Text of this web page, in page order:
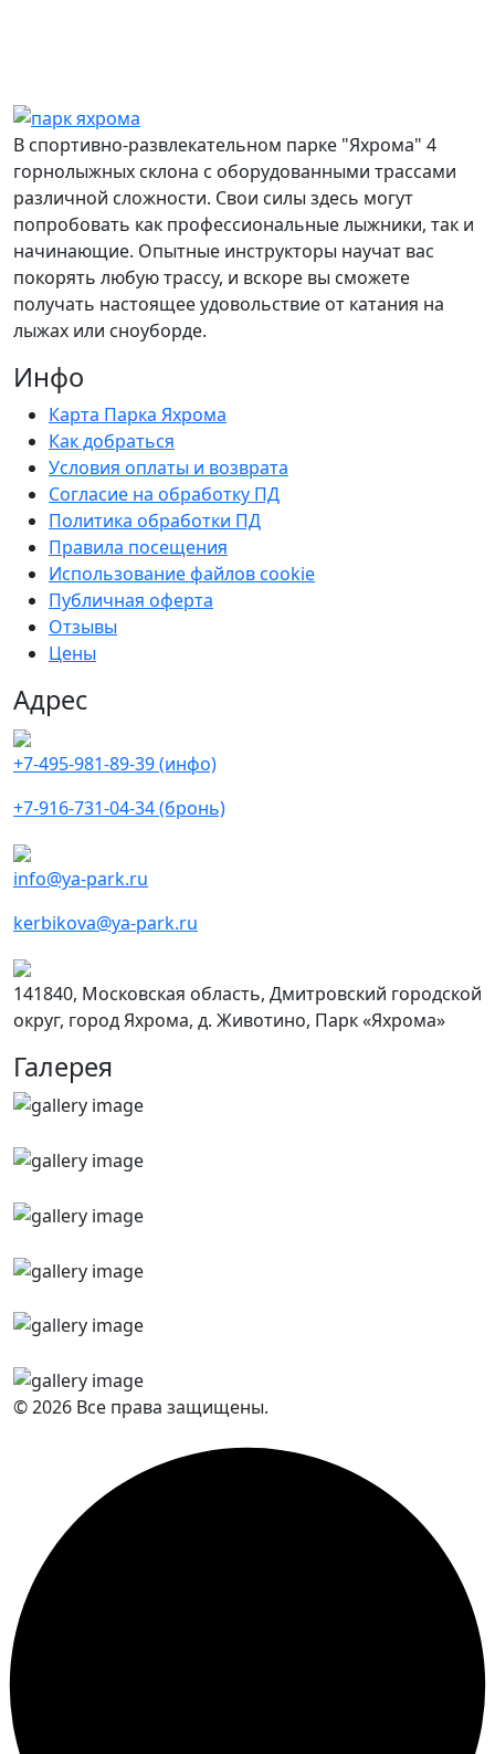
В спортивно-развлекательном парке "Яхрома" 4
горнолыжных склона с оборудованными трассами
различной сложности. Свои силы здесь могут
попробовать как профессиональные лыжники, так и
начинающие. Опытные инструкторы научат вас
покорять любую трассу, и вскоре вы сможете
получать настоящее удовольствие от катания на
лыжах или сноуборде.
Инфо
Карта Парка Яхрома
Как добраться
Условия оплаты и возврата
Согласие на обработку ПД
Политика обработки ПД
Правила посещения
Использование файлов cookie
Публичная оферта
Отзывы
Цены
Адрес
+7-495-981-89-39 (инфо)
+7-916-731-04-34 (бронь)
info@ya-park.ru
kerbikova@ya-park.ru
141840, Московская область, Дмитровский городской
округ, город Яхрома, д. Животино, Парк «Яхрома»
Галерея
© 2026 Все права защищены.